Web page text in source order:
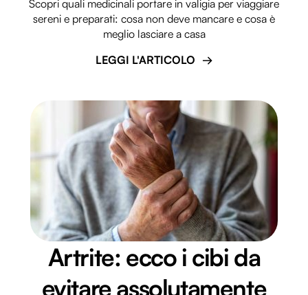
Scopri quali medicinali portare in valigia per viaggiare
sereni e preparati: cosa non deve mancare e cosa è
meglio lasciare a casa
LEGGI L'ARTICOLO
Artrite: ecco i cibi da
evitare assolutamente